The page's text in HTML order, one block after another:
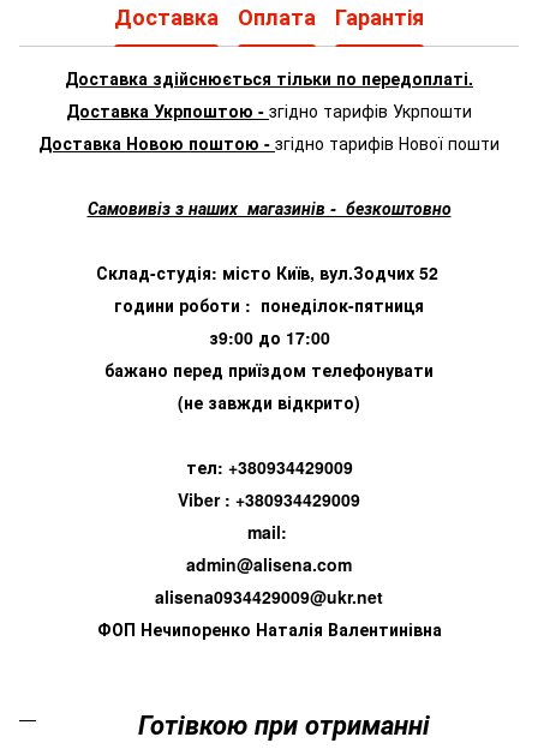
Доставка Оплата Гарантія
Доставка здійснюється тільки по передоплаті.
Доставка Укрпоштою - згідно тарифів Укрпошти
Доставка Новою поштою - згідно тарифів Нової пошти
Самовивіз з наших магазинів - безкоштовно
Склад-студія: місто Київ, вул.Зодчих 52
години роботи : понеділок-пятниця
з9:00 до 17:00
бажано перед приїздом телефонувати
(не завжди відкрито)
тел: +380934429009
Viber : +380934429009
mail:
admin@alisena.com
alisena0934429009@ukr.net
ФОП Нечипоренко Наталія Валентинівна
Готівкою при отриманні